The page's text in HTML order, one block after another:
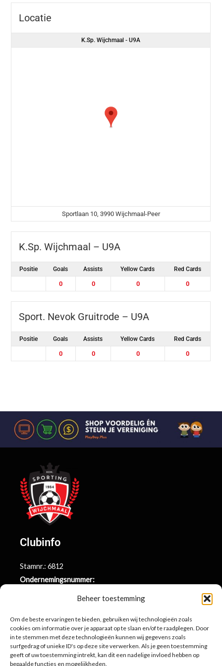
Beheer toestemming
Om de beste ervaringen te bieden, gebruiken wij technologieën zoals
cookies om informatie over je apparaat op te slaan en/of te raadplegen. Door
in te stemmen met deze technologieën kunnen wij gegevens zoals
surfgedrag of unieke ID's op deze site verwerken. Als je geen toestemming
geeft of uw toestemming intrekt, kan dit een nadelige invloed hebben op
bepaalde functies en mogelijkheden.
Locatie
K.Sp. Wijchmaal - U9A
Sportlaan 10, 3990 Wijchmaal-Peer
K.Sp. Wijchmaal – U9A
Positie Goals Assists Yellow Cards Red Cards
0 0 0 0
Sport. Nevok Gruitrode – U9A
Positie Goals Assists Yellow Cards Red Cards
0 0 0 0
Clubinfo
Stamnr.: 6812
Ondernemingsnummer:
BE71 9731 6439 9169
Contactinformatie